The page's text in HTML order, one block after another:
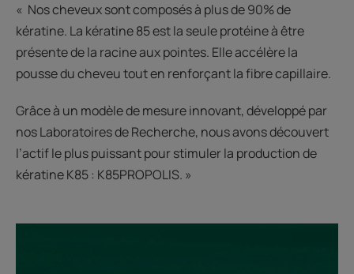
« Nos cheveux sont composés à plus de 90% de
kératine. La kératine 85 est la seule protéine à être
présente de la racine aux pointes. Elle accélère la
pousse du cheveu tout en renforçant la fibre capillaire.
Grâce à un modèle de mesure innovant, développé par
nos Laboratoires de Recherche, nous avons découvert
l’actif le plus puissant pour stimuler la production de
kératine K85 : K85PROPOLIS. »